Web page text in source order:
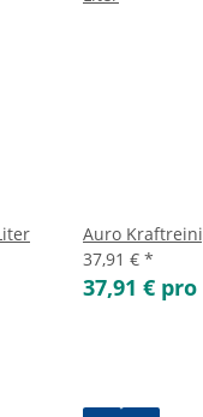
Auro
37,91 € *
37,91 € pro